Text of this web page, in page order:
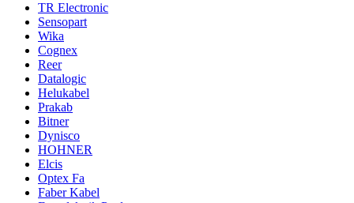
TR Electronic
Sensopart
Wika
Cognex
Reer
Datalogic
Helukabel
Prakab
Bitner
Dynisco
HOHNER
Elcis
Optex Fa
Faber Kabel